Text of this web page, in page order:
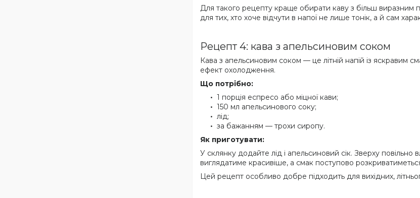
Для такого рецепту краще обирати каву з більш виразним
для тих, хто хоче відчути в напої не лише тонік, а й сам
Рецепт 4: кава з апельсиновим соком
Кава з апельсиновим соком — це літній напій із яскравим
ефект охолодження.
Що потрібно:
1 порція еспресо або міцної кави;
150 мл апельсинового соку;
лід;
за бажанням — трохи сиропу.
Як приготувати:
У склянку додайте лід і апельсиновий сік. Зверху
виглядатиме красивіше, а смак поступово
Цей рецепт особливо добре підходить для вихідних,